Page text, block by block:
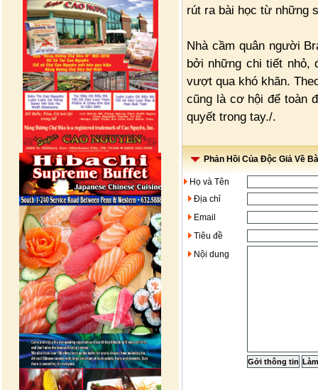
rút ra bài học từ những
Nhà cầm quân người
bởi những chi tiết nhỏ,
vượt qua khó khăn.
cũng là cơ hội để toàn
quyết trong tay./.
Phản Hồi Của Độc Giả Về
Họ và Tên
Địa chỉ
Email
Tiêu đề
Nội dung